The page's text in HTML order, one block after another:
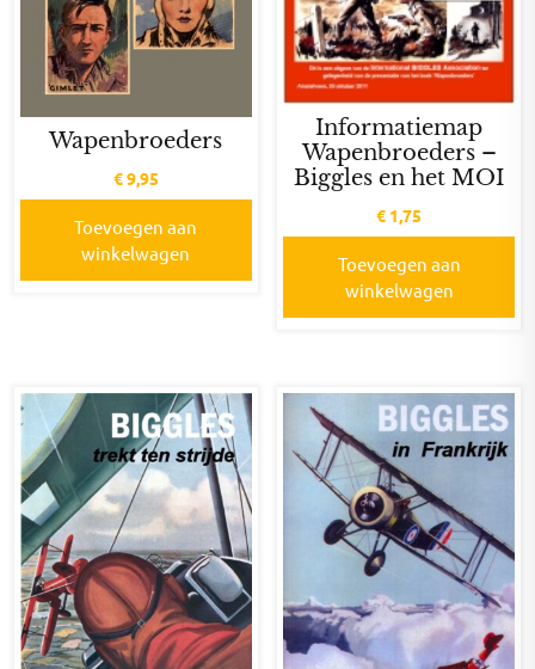
Wapenbroeders
€9,95
Toevoegen aan
winkelwagen
Informatiemap
Wapenbroeders –
Biggles en het MOI
€ 1,75
Toevoegen aan
winkelwagen